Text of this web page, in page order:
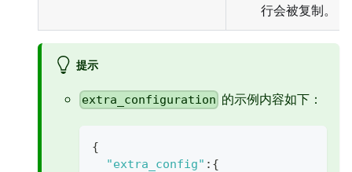
行会被复制。
提示
extra_configuration 的示例内容如下：
{
"extra_config" : {